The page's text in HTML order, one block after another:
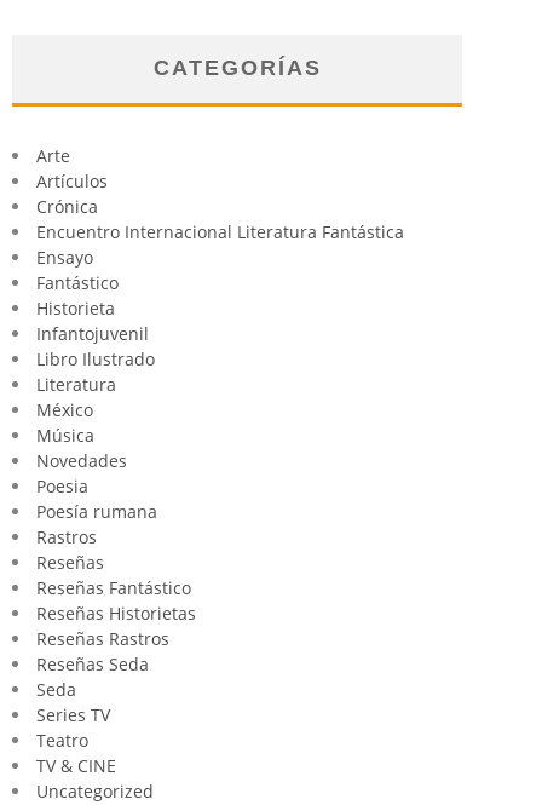
CATEGORÍAS
Arte
Artículos
Crónica
Encuentro Internacional Literatura Fantástica
Ensayo
Fantástico
Historieta
Infantojuvenil
Libro Ilustrado
Literatura
México
Música
Novedades
Poesia
Poesía rumana
Rastros
Reseñas
Reseñas Fantástico
Reseñas Historietas
Reseñas Rastros
Reseñas Seda
Seda
Series TV
Teatro
TV & CINE
Uncategorized